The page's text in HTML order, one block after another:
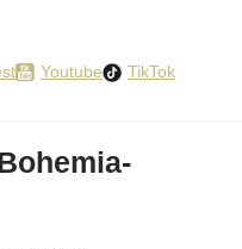
Youtube TikTok